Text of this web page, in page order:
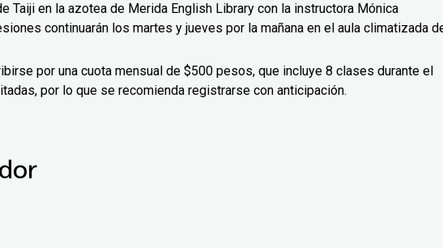
Taiji en la azotea de Merida English Library con la instructora Mónica
continuarán los martes y jueves por la mañana en el aula climatizada
por una cuota mensual de $500 pesos, que incluye 8 clases durante el
por lo que se recomienda registrarse con anticipación.